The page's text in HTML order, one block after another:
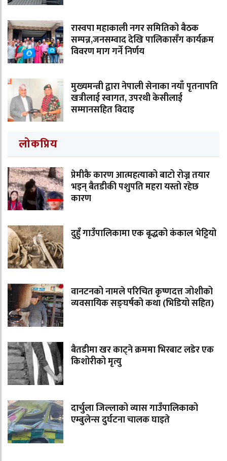
रास्वपा महाकाली नगर समितिको बैठक
सम्पन्न,जनसम्वाद देखि पालिकासँग कार्यक्रम
विवरण माग गर्ने निर्णय
मुख्यमन्त्री द्वारा नेपाली सेनाका नयाँ पृतनापति
खत्रीलाई स्वागत, उपरथी केसीलाई
सम्मानसहित विदाइ
लोकप्रिय
प्रेमीकै कारण आत्महत्याको बाटो रोज्न तयार
भइन् बैतडीकी पशुपति महरा यस्तो रहेछ
कारण
दुहुँ गाउँपालिकामा एक बृद्धको कंकाल भेट्टियो
वानटनको नामले परिचित कृष्णदत्त जोशीको
व्यवसायिक सङ्घर्षको कथा (भिडियो सहित)
बैतडीमा खर काट्ने क्रममा भिरबाट लडेर एक
किशोरीको मृत्यु
दार्चुला जिल्लाको व्यास गाउँपालिकाको
एम्बुलेन्स दुर्घटना चालक घाइते